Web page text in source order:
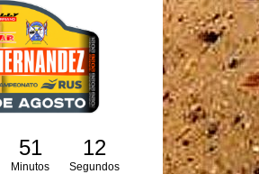
51
Minutos
10
Segundos